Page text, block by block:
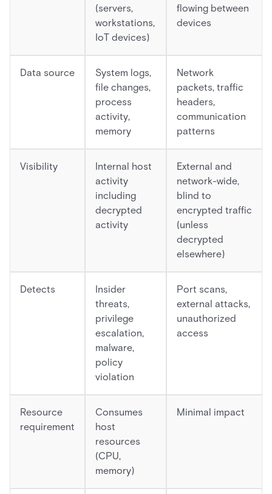
(servers,
workstations,
IoT devices)
flowing between
devices
Data source
System logs,
file changes,
process
activity,
memory
Network
packets, traffic
headers,
communication
patterns
Visibility
Internal host
activity
including
decrypted
activity
External and
network-wide,
blind to
encrypted traffic
(unless
decrypted
elsewhere)
Detects
Insider
threats,
privilege
escalation,
malware,
policy
violation
Port scans,
external attacks,
unauthorized
access
Resource
requirement
Consumes
host
resources
(CPU,
memory)
Minimal impact